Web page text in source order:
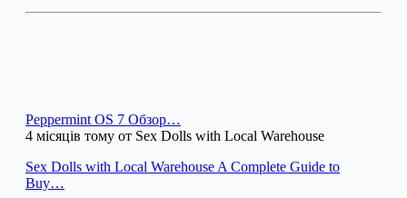
Peppermint OS 7 Обзор…
4 місяців тому от Sex Dolls with Local Warehouse
Sex Dolls with Local Warehouse A Complete Guide to
Buy…